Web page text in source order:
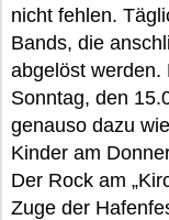
nicht fehlen.
Bands, die
abgelöst werden.
Sonntag, den
genauso dazu
Kinder am
Der Rock am
Zuge der